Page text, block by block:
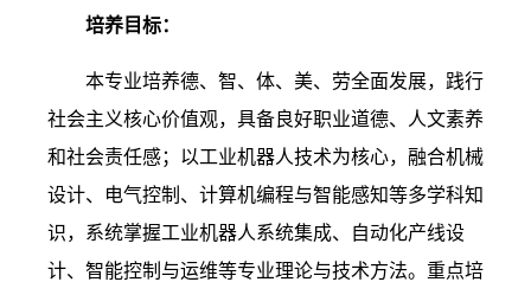
培养目标：
本专业培养德、智、体、美、劳全面发展，践行
社会主义核心价值观，具备良好职业道德、人文素养
和社会责任感；以工业机器人技术为核心，融合机械
设计、电气控制、计算机编程与智能感知等多学科知
识，系统掌握工业机器人系统集成、自动化产线设
计、智能控制与运维等专业理论与技术方法。重点培